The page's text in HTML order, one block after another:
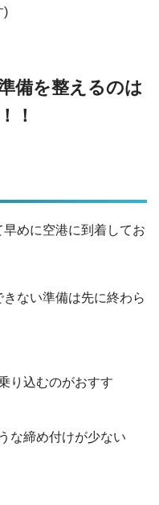
)
備を整えるのは
！
めに空港に到着してお
ない準備は先に終わら
り込むのがおすす
な締め付けが少ない